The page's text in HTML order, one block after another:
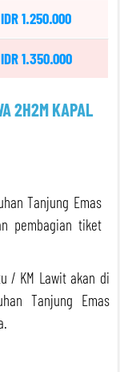
IDR 1.250.000
IDR 1.350.000
2H2M KAPAL
Tanjung Emas
pembagian tiket
/ KM Lawit akan di
Tanjung Emas